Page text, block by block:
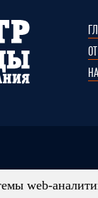
Сайте, носят
web-